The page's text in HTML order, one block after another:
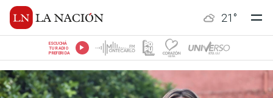
21 °
ESCUCHÁ
TU RADIO
PREFERIDA